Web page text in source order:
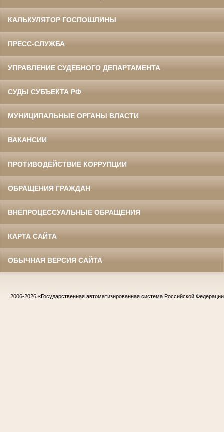
КАЛЬКУЛЯТОР ГОСПОШЛИНЫ
ПРЕСС-СЛУЖБА
УПРАВЛЕНИЕ СУДЕБНОГО ДЕПАРТАМЕНТА
СУДЫ СУБЪЕКТА РФ
МУНИЦИПАЛЬНЫЕ ОРГАНЫ ВЛАСТИ
ВАКАНСИИ
ПРОТИВОДЕЙСТВИЕ КОРРУПЦИИ
ОБРАЩЕНИЯ ГРАЖДАН
ВНЕПРОЦЕССУАЛЬНЫЕ ОБРАЩЕНИЯ
КАРТА САЙТА
ОБЫЧНАЯ ВЕРСИЯ САЙТА
2006-2026 «Государственная автоматизированная система Российской